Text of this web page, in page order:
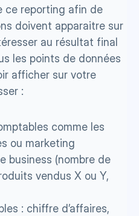
ce reporting afin de
doivent apparaitre sur
au résultat final
les points de données
afficher sur votre
:
comme les
ou marketing
business (nombre de
vendus X ou Y,
: chiffre d’affaires,